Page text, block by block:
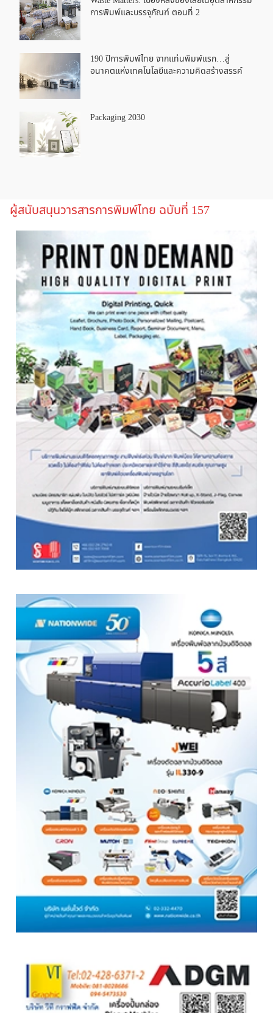
การพิมพ์และบรรจุภัณฑ์ ตอนที่ 2
190 ปีการพิมพ์ไทย จากแท่นพิมพ์แรก…สู่
อนาคตแห่งเทคโนโลยีและความคิดสร้างสรรค์
Packaging 2030
ผู้สนับสนุนวารสารการพิมพ์ไทย ฉบับที่ 157